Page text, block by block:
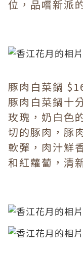
位，品嚐新派
豚肉白菜鍋
豚肉白菜鍋十
玫瑰，奶白色
切的豚肉，豚
軟彈，肉汁鮮
和紅蘿蔔，清